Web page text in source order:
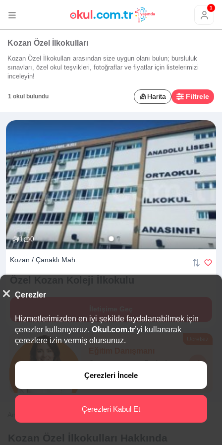
1
Kozan Özel İlkokulları
Kozan Özel İlkokulları arasından size uygun olanı bulun; bursluluk
sınavları, özel okul teşvikleri, fotoğraflar ve fiyatlar için listelerimizi
inceleyin!
1 okul bulundu Harita Filtrele
1 0
Kozan / Çanaklı Mah.
Sana en uygun5 okulu
hemen bulalım.
Adana
Çerezler
Hizmetlerimizden en iyi şekilde faydalanabilmek için
çerezler kullanıyoruz. Okul.com.tr’yi kullanarak
çerezlere izin vermiş olursunuz.
Çerezleri İncele
Çerezleri Kabul Et